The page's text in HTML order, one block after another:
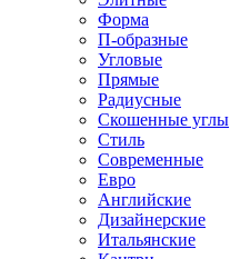
Форма
П-образные
Угловые
Прямые
Радиусные
Скошенные углы
Стиль
Современные
Евро
Английские
Дизайнерские
Итальянские